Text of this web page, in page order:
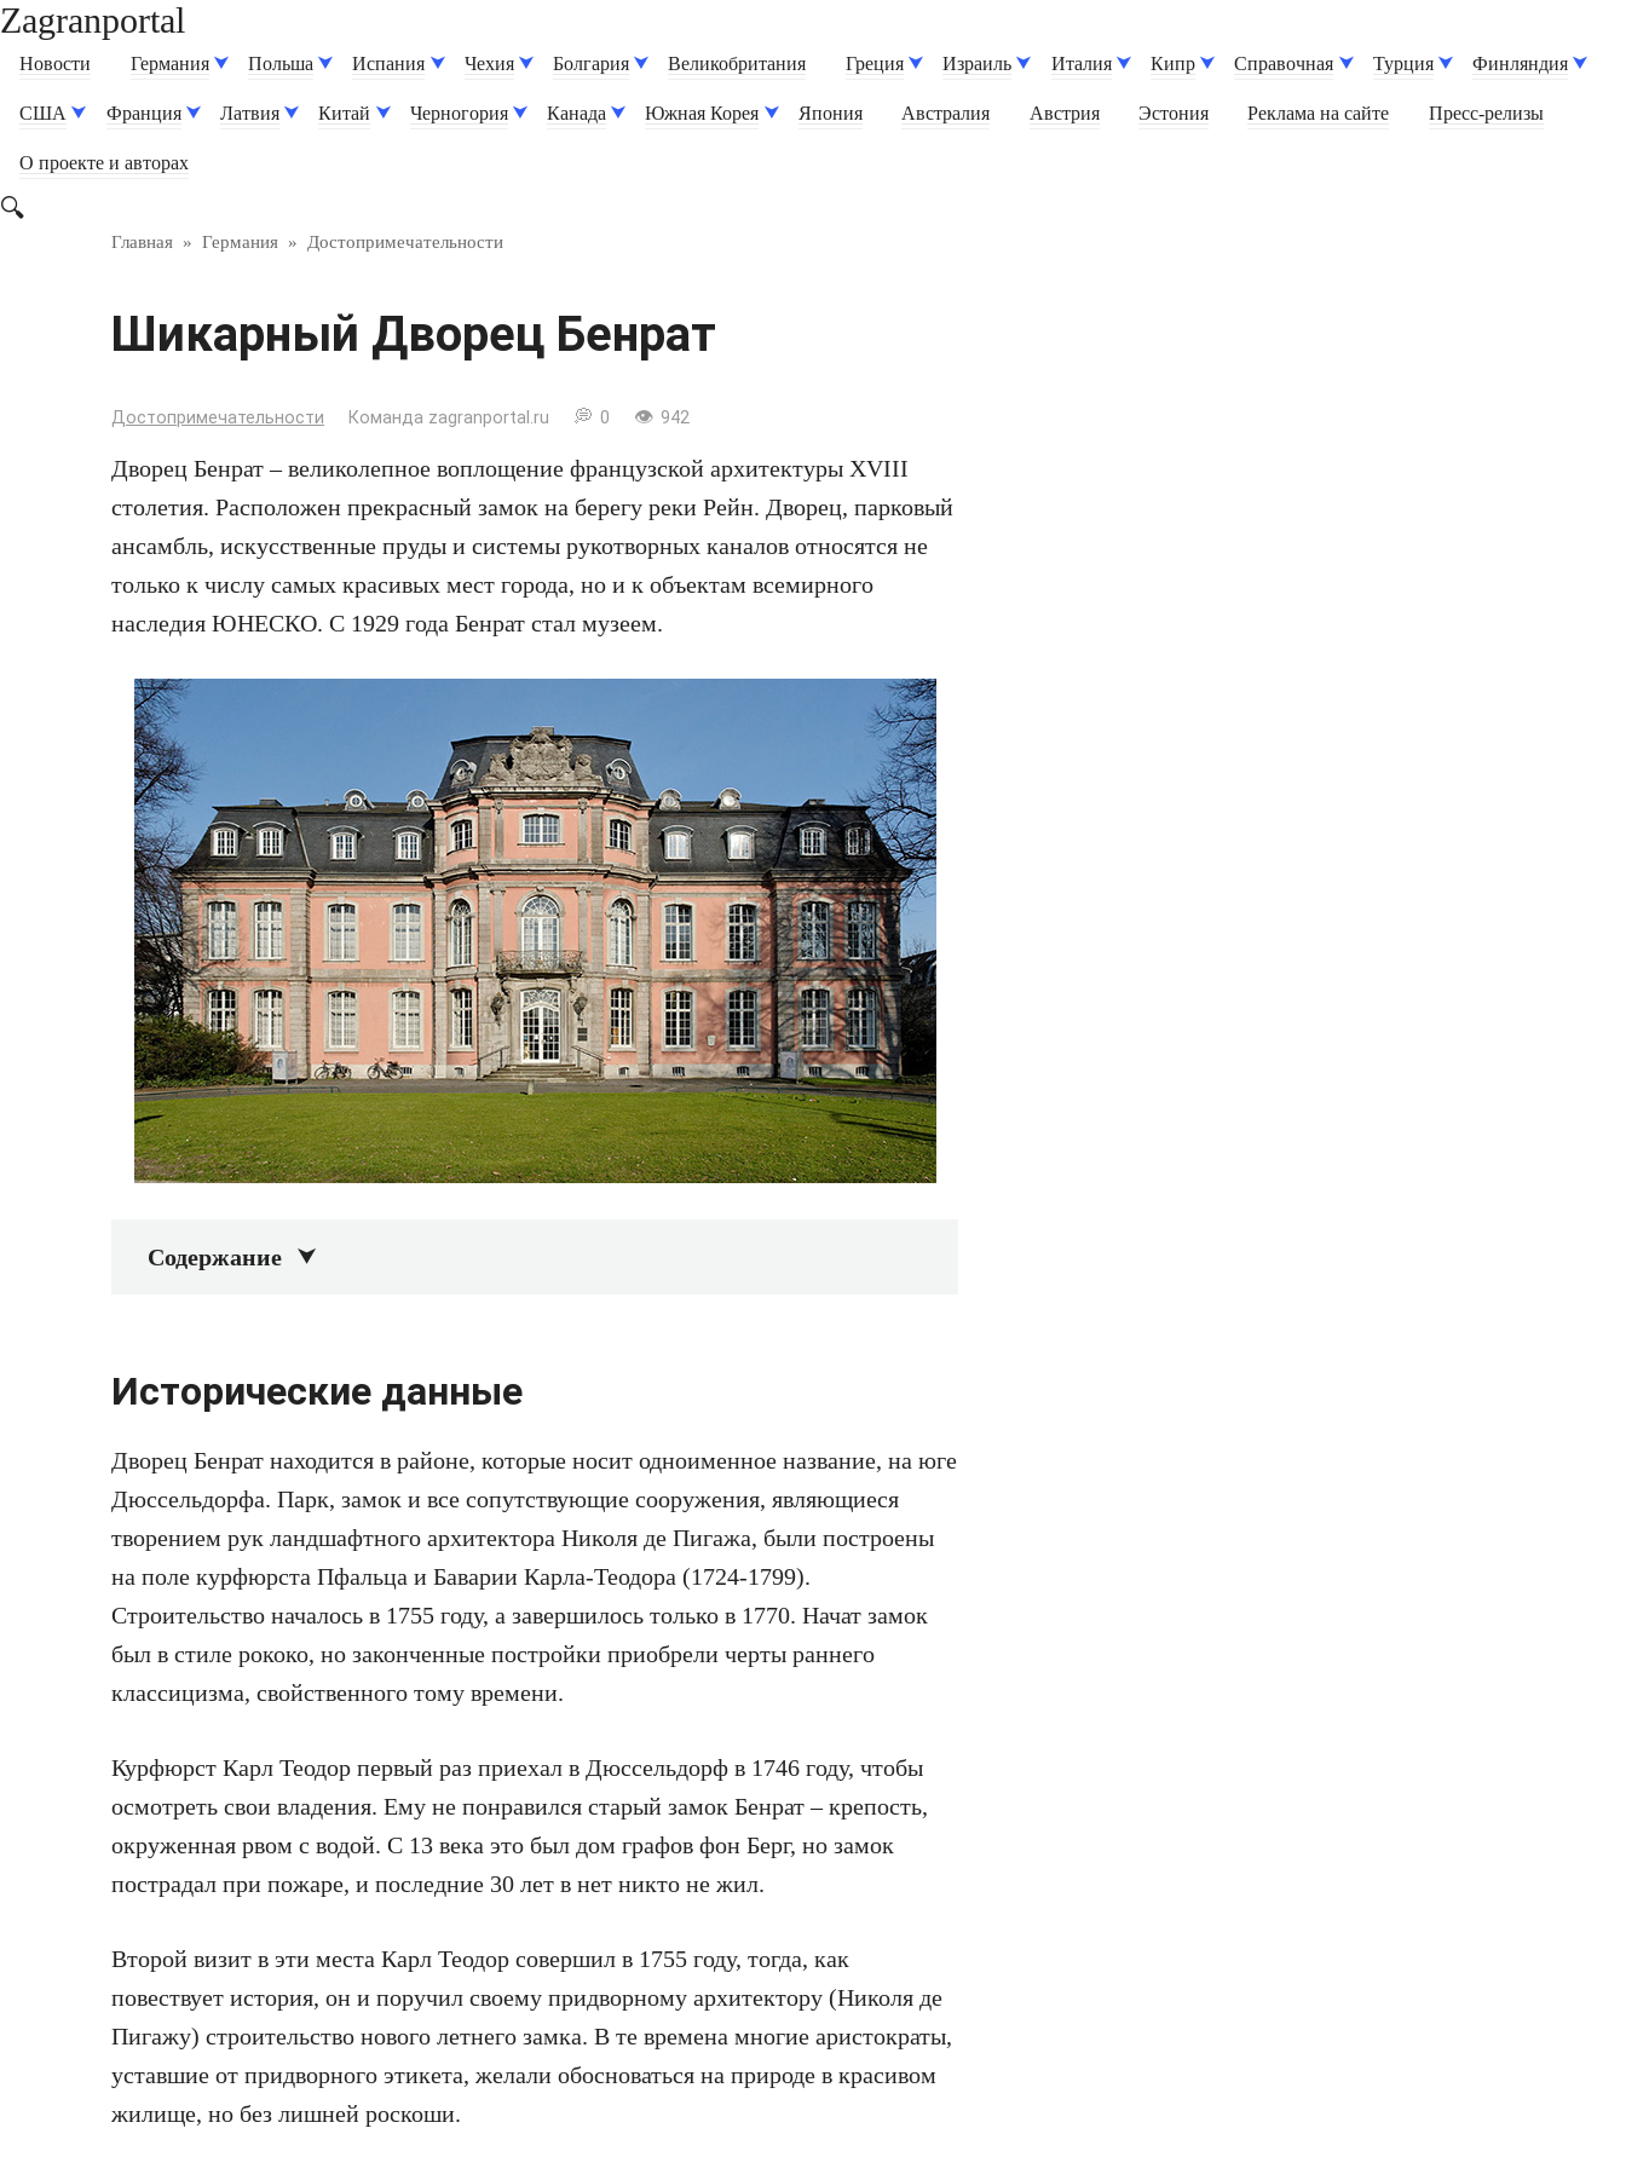
Перейти
Zagranportal
Новости Германия Польша Испания Чехия Болгария Великобритания Греция Израиль Италия Кипр Справочная Турция Финляндия
США Франция Латвия Китай Черногория Канада Южная Корея Япония Австралия Австрия Эстония Реклама на сайте Пресс-релизы
О проекте и авторах
Главная » Германия » Достопримечательности
Шикарный Дворец Бенрат
Достопримечательности Команда zagranportal.ru 0 942
Дворец Бенрат – великолепное воплощение французской архитектуры XVIII
столетия. Расположен прекрасный замок на берегу реки Рейн. Дворец, парковый
ансамбль, искусственные пруды и системы рукотворных каналов относятся не
только к числу самых красивых мест города, но и к объектам всемирного
наследия ЮНЕСКО. С 1929 года Бенрат стал музеем.
Содержание
Исторические данные
Дворец Бенрат находится в районе, которые носит одноименное название, на юге
Дюссельдорфа. Парк, замок и все сопутствующие сооружения, являющиеся
творением рук ландшафтного архитектора Николя де Пигажа, были построены
на поле курфюрста Пфальца и Баварии Карла-Теодора (1724-1799).
Строительство началось в 1755 году, а завершилось только в 1770. Начат замок
был в стиле рококо, но законченные постройки приобрели черты раннего
классицизма, свойственного тому времени.
Курфюрст Карл Теодор первый раз приехал в Дюссельдорф в 1746 году, чтобы
осмотреть свои владения. Ему не понравился старый замок Бенрат – крепость,
окруженная рвом с водой. С 13 века это был дом графов фон Берг, но замок
пострадал при пожаре, и последние 30 лет в нет никто не жил.
Второй визит в эти места Карл Теодор совершил в 1755 году, тогда, как
повествует история, он и поручил своему придворному архитектору (Николя де
Пигажу) строительство нового летнего замка. В те времена многие аристократы,
уставшие от придворного этикета, желали обосноваться на природе в красивом
жилище, но без лишней роскоши.